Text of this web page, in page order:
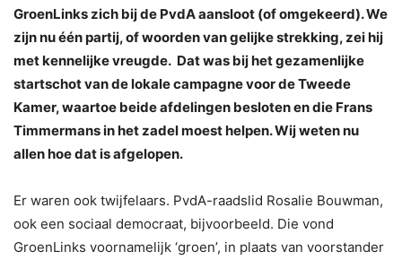
GroenLinks zich bij de PvdA aansloot (of omgekeerd). We
zijn nu één partij, of woorden van gelijke strekking, zei hij
met kennelijke vreugde. Dat was bij het gezamenlijke
startschot van de lokale campagne voor de Tweede
Kamer, waartoe beide afdelingen besloten en die Frans
Timmermans in het zadel moest helpen. Wij weten nu
allen hoe dat is afgelopen.
Er waren ook twijfelaars. PvdA-raadslid Rosalie Bouwman,
ook een sociaal democraat, bijvoorbeeld. Die vond
GroenLinks voornamelijk ‘groen’, in plaats van voorstander